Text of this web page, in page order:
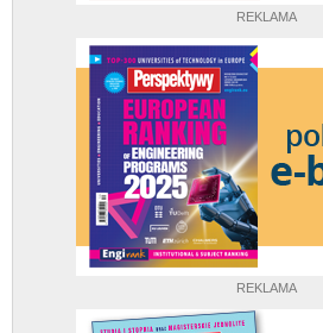
REKLAMA
REKLAMA